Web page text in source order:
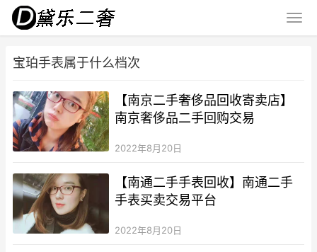
宝珀手表属于什么档次
【南京二手奢侈品回收寄卖店】
南京奢侈品二手回购交易
2022年8月20日
【南通二手手表回收】南通二手
手表买卖交易平台
2022年8月20日